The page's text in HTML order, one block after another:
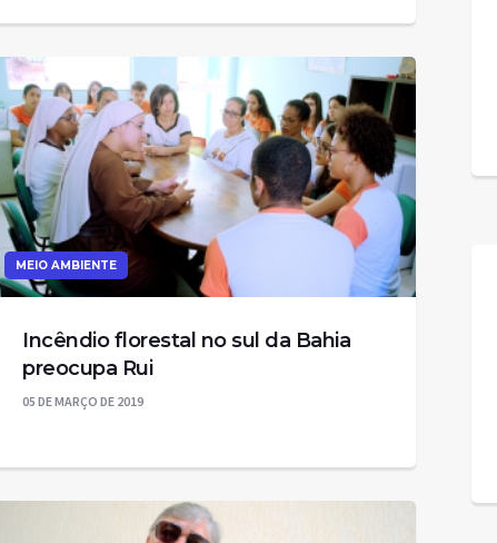
MEIO AMBIENTE
Incêndio florestal no sul da Bahia
preocupa Rui
05 DE MARÇO DE 2019